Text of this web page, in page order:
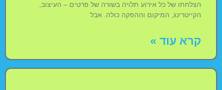
הצלחתו של כל אירוע תלויה בשורה של פרטים – העיצוב,
הקייטרינג, המיקום וההפקה כולה. אבל
קרא עוד »